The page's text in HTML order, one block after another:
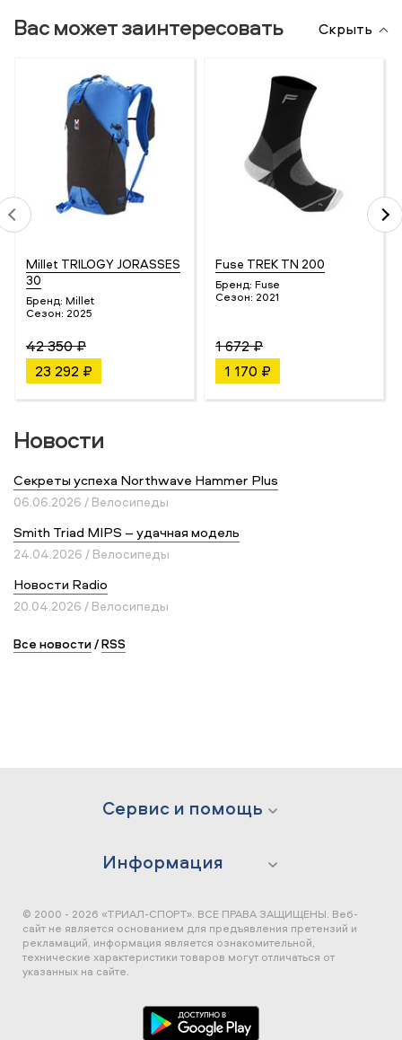
Вас может заинтересовать Скрыть
Millet TRILOGY JORASSES
30
Бренд: Millet
Сезон: 2025
42 350 ₽
23 292 ₽
Fuse TREK TN 200
Бренд: Fuse
Сезон: 2021
1 672 ₽
1 170 ₽
Новости
Секреты успеха Northwave Hammer Plus
06.06.2026 / Велосипеды
Smith Triad MIPS – удачная модель
24.04.2026 / Велосипеды
Новости Radio
20.04.2026 / Велосипеды
Все новости/RSS
Сервис и помощь
Информация
© 2000 - 2026 «ТРИАЛ-СПОРТ». ВСЕ ПРАВА ЗАЩИЩЕНЫ. Веб-
сайт не является основанием для предъявления претензий и
рекламаций, информация является ознакомительной,
технические характеристики товаров могут отличаться от
указанных на сайте.